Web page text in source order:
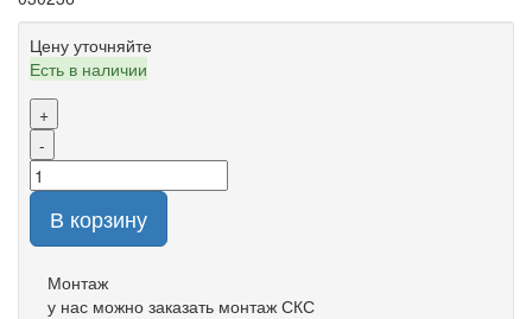
Цену уточняйте
Есть в наличии
+
-
В корзину
Монтаж
у нас можно заказать монтаж СКС